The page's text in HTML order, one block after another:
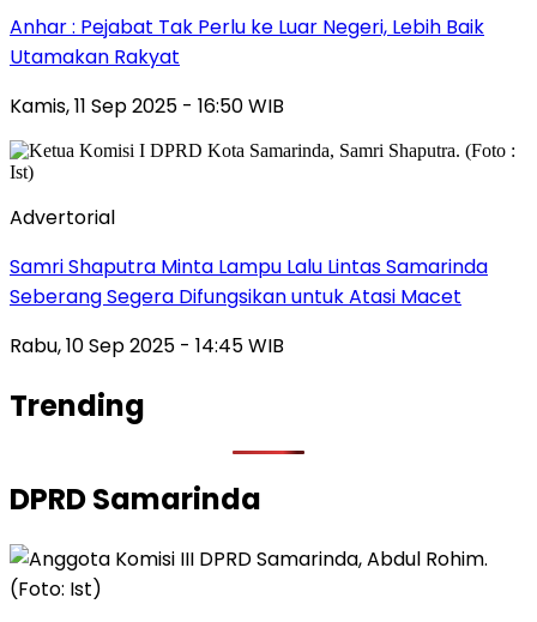
Anhar : Pejabat Tak Perlu ke Luar Negeri, Lebih Baik
Utamakan Rakyat
Kamis, 11 Sep 2025 - 16:50 WIB
Advertorial
Samri Shaputra Minta Lampu Lalu Lintas Samarinda
Seberang Segera Difungsikan untuk Atasi Macet
Rabu, 10 Sep 2025 - 14:45 WIB
Trending
DPRD Samarinda